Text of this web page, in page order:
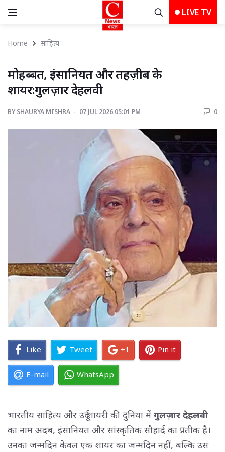
LIVE TV
Home साहित्य
मोहब्बत, इंसानियत और तहज़ीब के
शायर:गुलज़ार देहलवी
BY SHAURYA MISHRA 07 JUL 2026 05:01 PM 0
Like Tweet +1 Pin it
E-mail WhatsApp
भारतीय साहित्य और उर्दू शायरी की दुनिया में गुलज़ार देहलवी
का नाम अदब, इंसानियत और सांस्कृतिक सौहार्द का प्रतीक है।
उनका जन्मदिन केवल एक शायर का जन्मदिन नहीं, बल्कि उस